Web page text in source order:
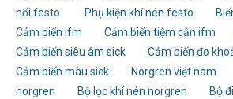
nối festo
Phụ kiện khí nén festo
Cảm biến ifm
Cảm biến tiệm cận ifm
Cảm biến siêu âm sick
Cảm biến đo
Cảm biến màu sick
Norgren việt nam
norgren
Bộ lọc khí nén norgren
Bộ